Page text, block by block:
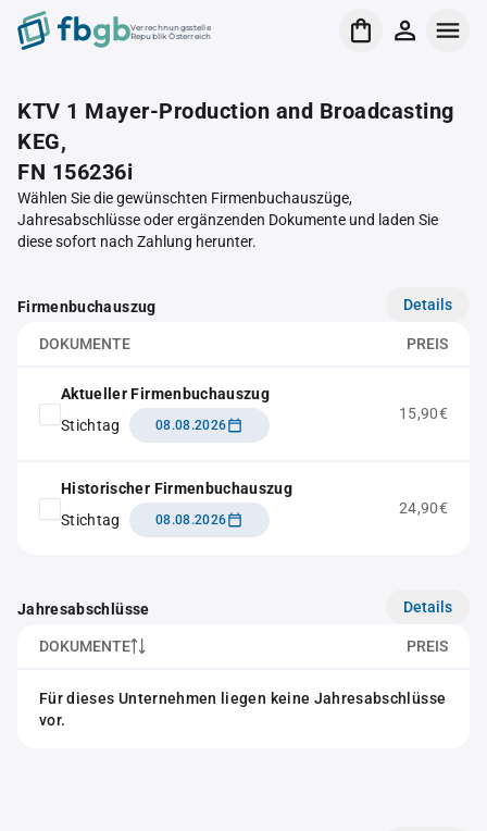
Verrechnungsstelle
Republik Österreich
KTV 1 Mayer-Production and Broadcasting
KEG,
FN 156236i
Wählen Sie die gewünschten Firmenbuchauszüge,
Jahresabschlüsse oder ergänzenden Dokumente und laden Sie
diese sofort nach Zahlung herunter.
Firmenbuchauszug Details
DOKUMENTE PREIS
Aktueller Firmenbuchauszug
Stichtag
08.08.2026
15,90€
Historischer Firmenbuchauszug
Stichtag
08.08.2026
24,90€
Jahresabschlüsse Details
DOKUMENTE PREIS
Für dieses Unternehmen liegen keine Jahresabschlüsse
vor.